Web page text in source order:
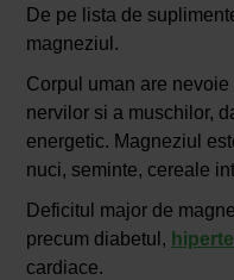
De pe lista de
magneziul.
Corpul uman are
nervilor si a muschilor,
energetic. Magneziul
nuci, seminte, cereale
Deficitul major de
precum diabetul,
cardiace.